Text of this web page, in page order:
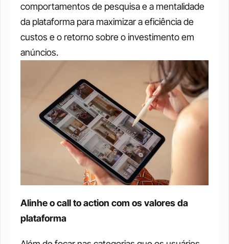
comportamentos de pesquisa e a mentalidade
da plataforma para maximizar a eficiência de
custos e o retorno sobre o investimento em
anúncios.
Alinhe o call to action com os valores da
plataforma